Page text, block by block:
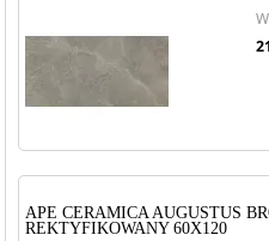
APE CERAMICA AUGUSTUS
REKTYFIKOWANY 60X120